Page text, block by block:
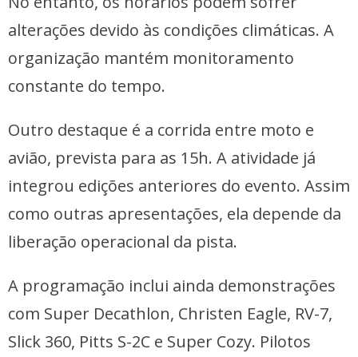
alterações devido às condições climáticas. A
organização mantém monitoramento
constante do tempo.
Outro destaque é a corrida entre moto e
avião, prevista para as 15h. A atividade já
integrou edições anteriores do evento. Assim
como outras apresentações, ela depende da
liberação operacional da pista.
A programação inclui ainda demonstrações
com Super Decathlon, Christen Eagle, RV-7,
Slick 360, Pitts S-2C e Super Cozy. Pilotos